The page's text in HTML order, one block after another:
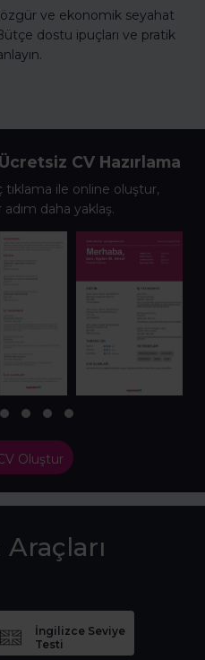
özgür ve ekonomik seyahat
dostu ipuçları ve pratik
CV Hazırlama
tıklama ile online oluştur,
daha yaklaş.
Oluştur
Araçları
İngilizce Seviye
Testi